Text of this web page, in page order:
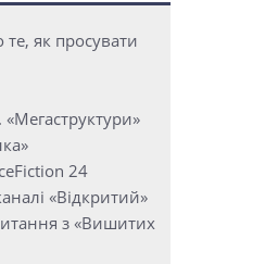
як просувати
24
«Відкритий»
з «Вишитих